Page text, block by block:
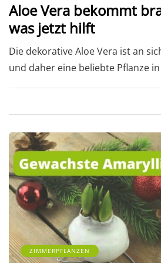
Aloe Vera bekommt
was jetzt hilft
Die dekorative Aloe Vera ist an
und daher eine beliebte Pflanze
ZIMMERPFLANZEN